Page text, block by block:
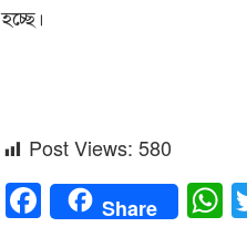
হচ্ছে।
Post Views: 580
Facebook
Share